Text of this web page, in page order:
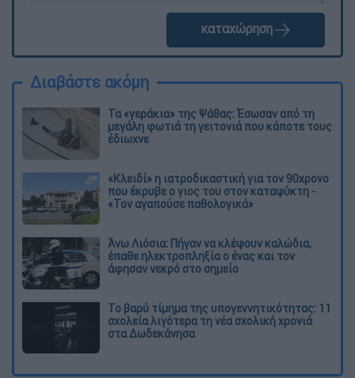
καταχώρηση
Διαβάστε ακόμη
Τα «γεράκια» της Ψάθας: Έσωσαν από τη
μεγάλη φωτιά τη γειτονιά που κάποτε τους
έδιωχνε
«Κλειδί» η ιατροδικαστική για τον 90χρονο
που έκρυβε ο γιος του στον καταψύκτη -
«Τον αγαπούσε παθολογικά»
Άνω Λιόσια: Πήγαν να κλέψουν καλώδια,
έπαθε ηλεκτροπληξία ο ένας και τον
άφησαν νεκρό στο σημείο
Το βαρύ τίμημα της υπογεννητικότητας: 11
σχολεία λιγότερα τη νέα σχολική χρονιά
στα Δωδεκάνησα